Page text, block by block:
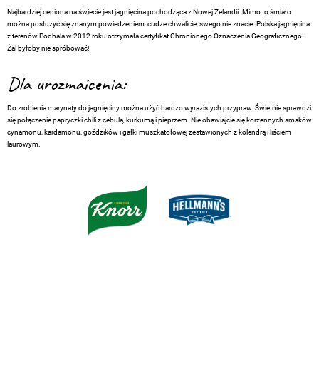
Najbardziej ceniona na świecie jest jagnięcina pochodząca z Nowej Zelandii. Mimo to śmiało
można posłużyć się znanym powiedzeniem: cudze chwalicie, swego nie znacie. Polska jagnięcina
z terenów Podhala w 2012 roku otrzymała certyfikat Chronionego Oznaczenia Geograficznego.
Żal byłoby nie spróbować!
Dla urozmaicenia:
Do zrobienia marynaty do jagnięciny można użyć bardzo wyrazistych przypraw. Świetnie sprawdzi
się połączenie papryczki chili z cebulą, kurkumą i pieprzem. Nie obawiajcie się korzennych smaków
cynamonu, kardamonu, goździków i gałki muszkatołowej zestawionych z kolendrą i liściem
laurowym.